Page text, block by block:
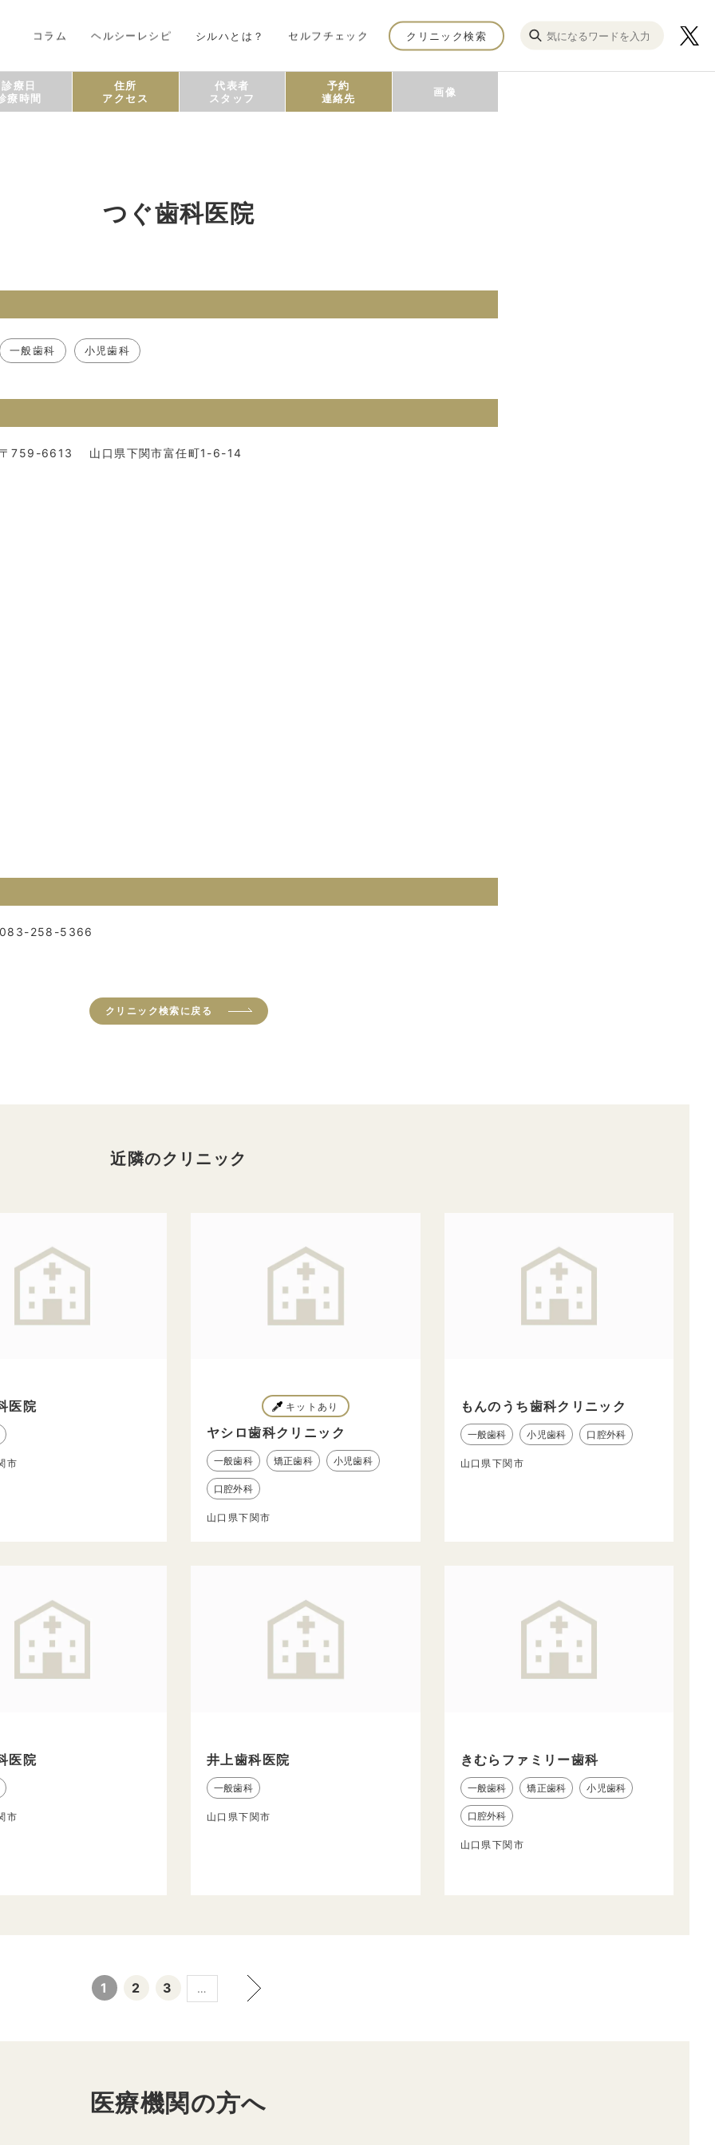
コラム ヘルシーレシピ シルハとは？ セルフチェック クリニック検索
診療日
療時間
住所
アクセス
代表者
スタッフ
予約
連絡先
画像
つぐ歯科医院
一般歯科 小児歯科
〒759-6613 山口県下関市富任町1-6-14
083-258-5366
クリニック検索に戻る
近隣のクリニック
医院
市
キットあり
ヤシロ歯科クリニック
一般歯科 矯正歯科 小児歯科
口腔外科
山口県下関市
もんのうち歯科クリニック
一般歯科 小児歯科 口腔外科
山口県下関市
医院
市
井上歯科医院
一般歯科
山口県下関市
きむらファミリー歯科
一般歯科 矯正歯科 小児歯科
口腔外科
山口県下関市
1 2 3 …
医療機関の方へ